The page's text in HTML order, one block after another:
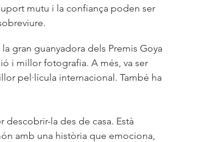
mutu i la confiança poden ser
gran guanyadora dels Premis Goya
i millor fotografia. A més, va ser
pel·lícula internacional. També ha
descobrir-la des de casa. Està
amb una història que emociona,